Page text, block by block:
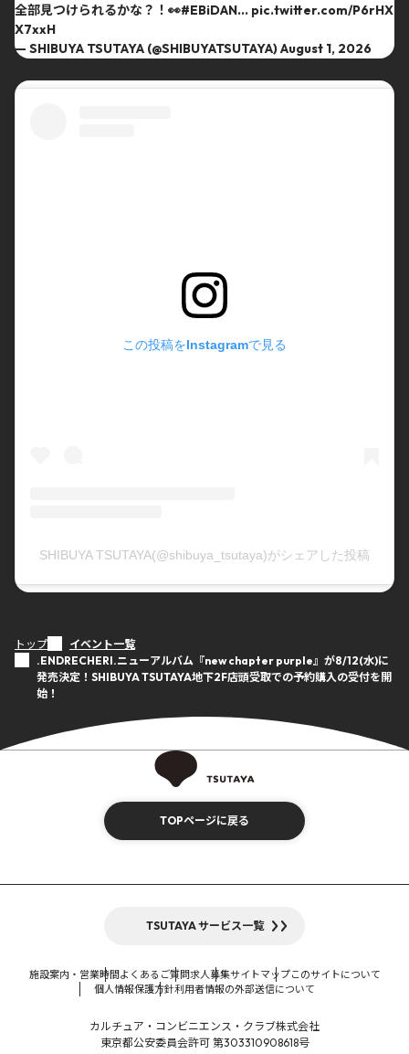
トップ
イベント一覧
.ENDRECHERI.ニューアルバム『new chapter purple』が8/12(水)に
発売決定！SHIBUYA TSUTAYA地下2F店頭受取での予約購入の受付を開
始！
全部見つけられるかな？！👀#EBiDAN… pic.twitter.com/P6rHX
X7xxH
— SHIBUYA TSUTAYA (@SHIBUYATSUTAYA)August 1, 2026
この投稿をInstagramで見る
SHIBUYA TSUTAYA(@shibuya_tsutaya)がシェアした投稿
TOPページに戻る
TSUTAYA サービス一覧
施設案内・営業時間よくあるご質問求人募集サイトマップこのサイトについて
個人情報保護方針利用者情報の外部送信について
カルチュア・コンビニエンス・クラブ株式会社
東京都公安委員会許可 第303310908618号